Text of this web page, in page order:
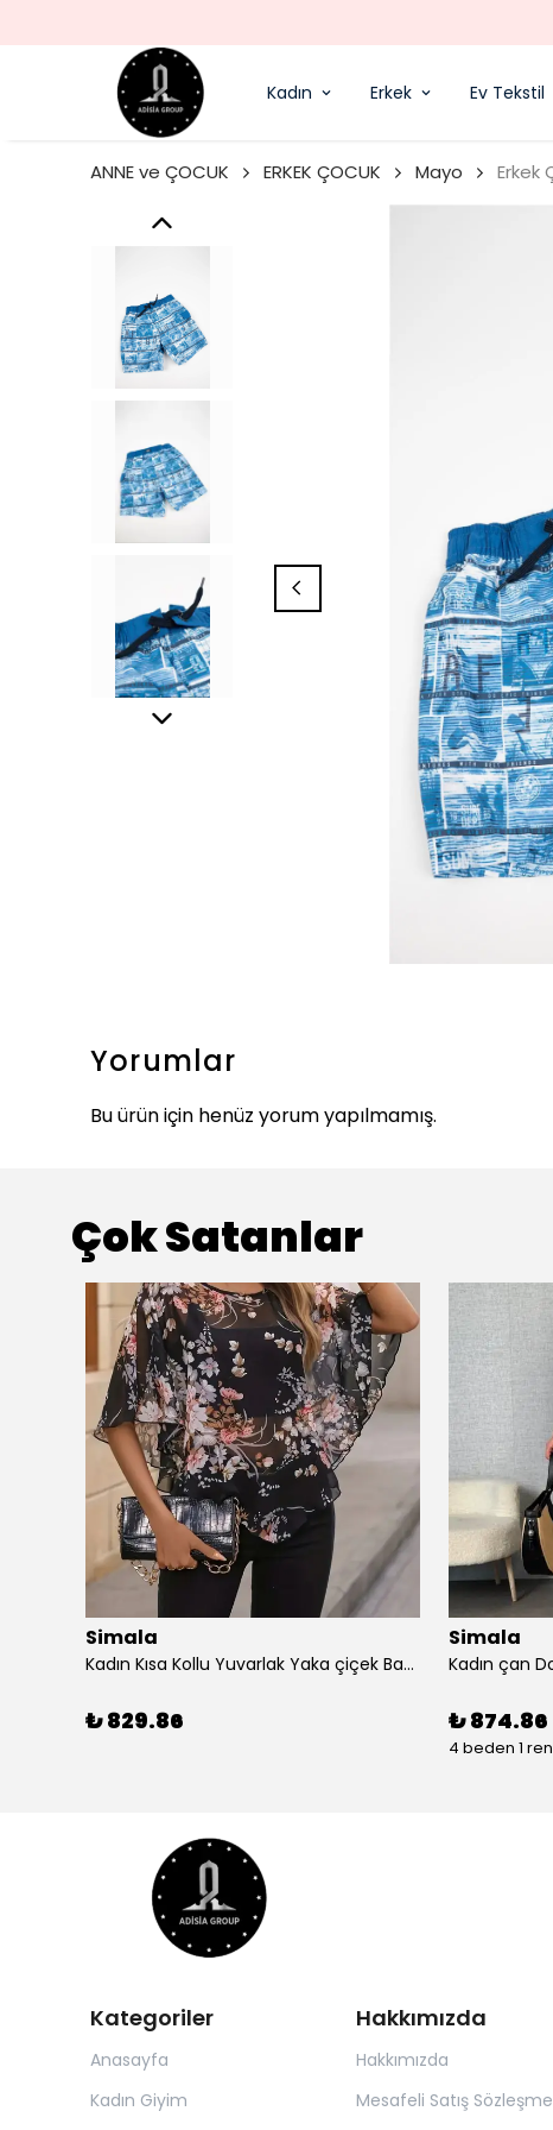
Kadın Erkek Ev Tekstil
ANNE ve ÇOCUK ERKEK ÇOCUK Mayo Erkek
Yorumlar
Bu ürün için henüz yorum yapılmamış.
Çok Satanlar
Simala
Kadın Kısa Kollu Yuvarlak Yaka çiçek Baskılı Asimetrik Kesim şifon Bluz
₺ 829.86
Simala
₺ 874.86
4 beden 1
Kategoriler
Anasayfa
Kadın Giyim
Hakkımızda
Hakkımızda
Mesafeli Satış